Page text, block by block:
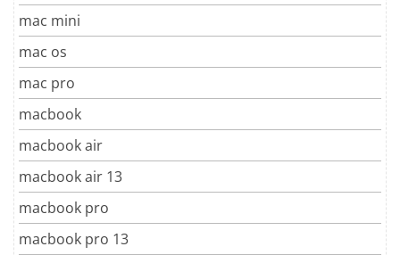
mac mini
mac os
mac pro
macbook
macbook air
macbook air 13
macbook pro
macbook pro 13